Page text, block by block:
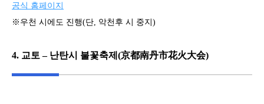
공식 홈페이지
※우천 시에도 진행(단, 악천후 시 중지)
4. 교토 – 난탄시 불꽃축제(京都南丹市花火大会)